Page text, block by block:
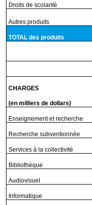
Droits de scolarité
Autres produits
TOTAL des produits
CHARGES
(en milliers de dollars)
Enseignement et recherche
Recherche subventionnée
Services à la collectivité
Bibliothèque
Audiovisuel
Informatique